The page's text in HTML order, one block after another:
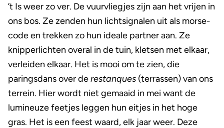
’t Is weer zo ver. De vuurvliegjes zijn aan het vrijen in
ons bos. Ze zenden hun lichtsignalen uit als morse-
code en trekken zo hun ideale partner aan. Ze
knipperlichten overal in de tuin, kletsen met elkaar,
verleiden elkaar. Het is mooi om te zien, die
paringsdans over derestanques (terrassen) van ons
terrein. Hier wordt niet gemaaid in mei want de
lumineuze feetjes leggen hun eitjes in het hoge
gras. Het is een feest waard, elk jaar weer. Deze